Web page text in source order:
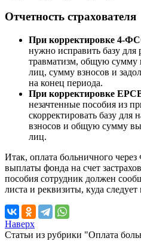
Отчетность страхователя
При корректировке 4-
нужно исправить базу для
травматизм, общую сумму
лиц, сумму взносов и
на конец периода.
При корректировке
незачтенные пособия из
скорректировать базу для
взносов и общую сумму
лиц.
Итак, оплата больничного
выплаты фонда на счет
пособия сотрудник должен
листа и реквизиты, куда следует
Наверх
Статьи из рубрики "Оплата